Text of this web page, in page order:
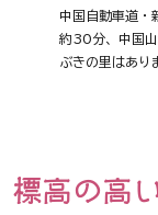
中国自動車道・
約30分、中国山
ぶきの里はあり
標高の高